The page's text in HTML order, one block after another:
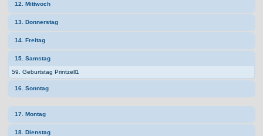
12. Mittwoch
13. Donnerstag
14. Freitag
15. Samstag
59. Geburtstag Printzell1
16. Sonntag
17. Montag
18. Dienstag